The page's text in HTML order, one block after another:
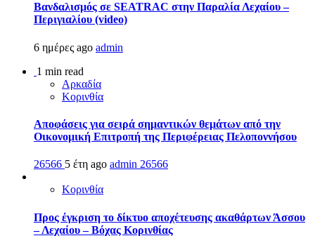
Βανδαλισμός σε SEATRAC στην Παραλία Λεχαίου –
Περιγιαλίου (video)
6 ημέρες ago admin
1 min read
Αρκαδία
Κορινθία
Αποφάσεις για σειρά σημαντικών θεμάτων από την
Οικονομική Επιτροπή της Περιφέρειας Πελοποννήσου
26566 5 έτη ago admin 26566
Κορινθία
Προς έγκριση το δίκτυο αποχέτευσης ακαθάρτων Άσσου
– Λεχαίου – Βόχας Κορινθίας